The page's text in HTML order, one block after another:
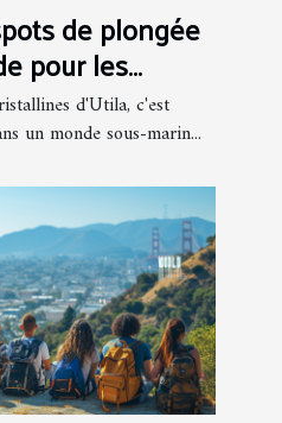
de plongée
pour les
d'Utila, c'est
un monde sous-marin...